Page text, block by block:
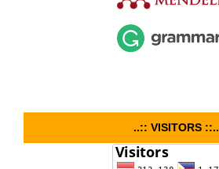
..:: VISITORS ::..